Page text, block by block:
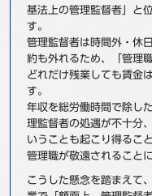
BBSグループネットワー
お
基法上の管理監督者」と
す。
管理監督者は時間外・休
約も外れるため、「管理
どれだけ残業しても賃金
す。
年収を総労働時間で除し
理監督者の処遇が不十分
いうことも起こり得るこ
管理職が敬遠されること
こうした懸念を踏まえて